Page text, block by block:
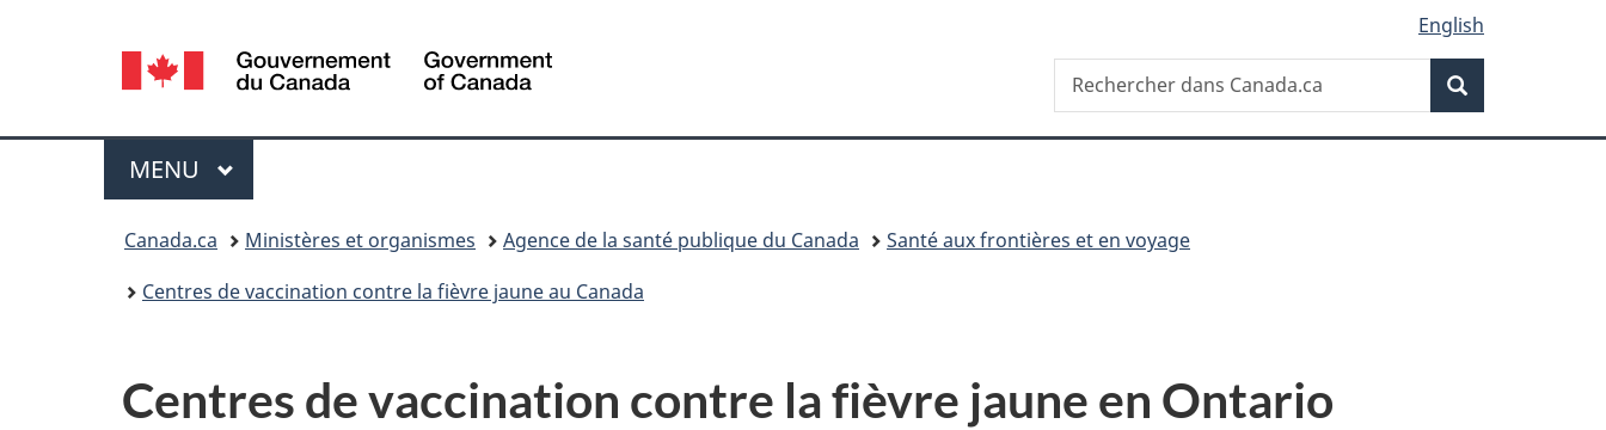
sujet
HTML
Sélection
de
la
langue
English
Canada
Recherche
Rechercher
dans
Menu
MENU PRINCIPAL
Canada.ca Ministères et organismes Agence de la santé publique du Canada
Santé aux frontières et en voyage
Centres de vaccination contre la fièvre jaune au Canada
Centres de vaccination contre la fièvre jaune en Ontario